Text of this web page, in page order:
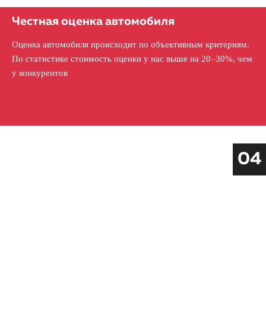
Честная оценка автомобиля
Оценка автомобиля происходит по объективным критериям.
По статистике стоимость оценки у нас выше на 20–30%, чем
у конкурентов
04